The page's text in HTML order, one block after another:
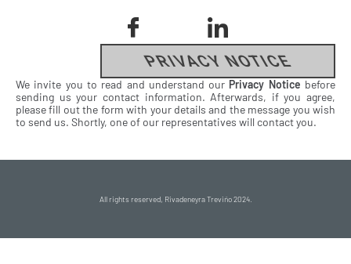
PRIVACY NOTICE
We invite you to read and understand our Privacy Notice before
sending us your contact information. Afterwards, if you agree,
please fill out the form with your details and the message you wish
to send us. Shortly, one of our representatives will contact you.
All rights reserved, Rivadeneyra Treviño 2024.